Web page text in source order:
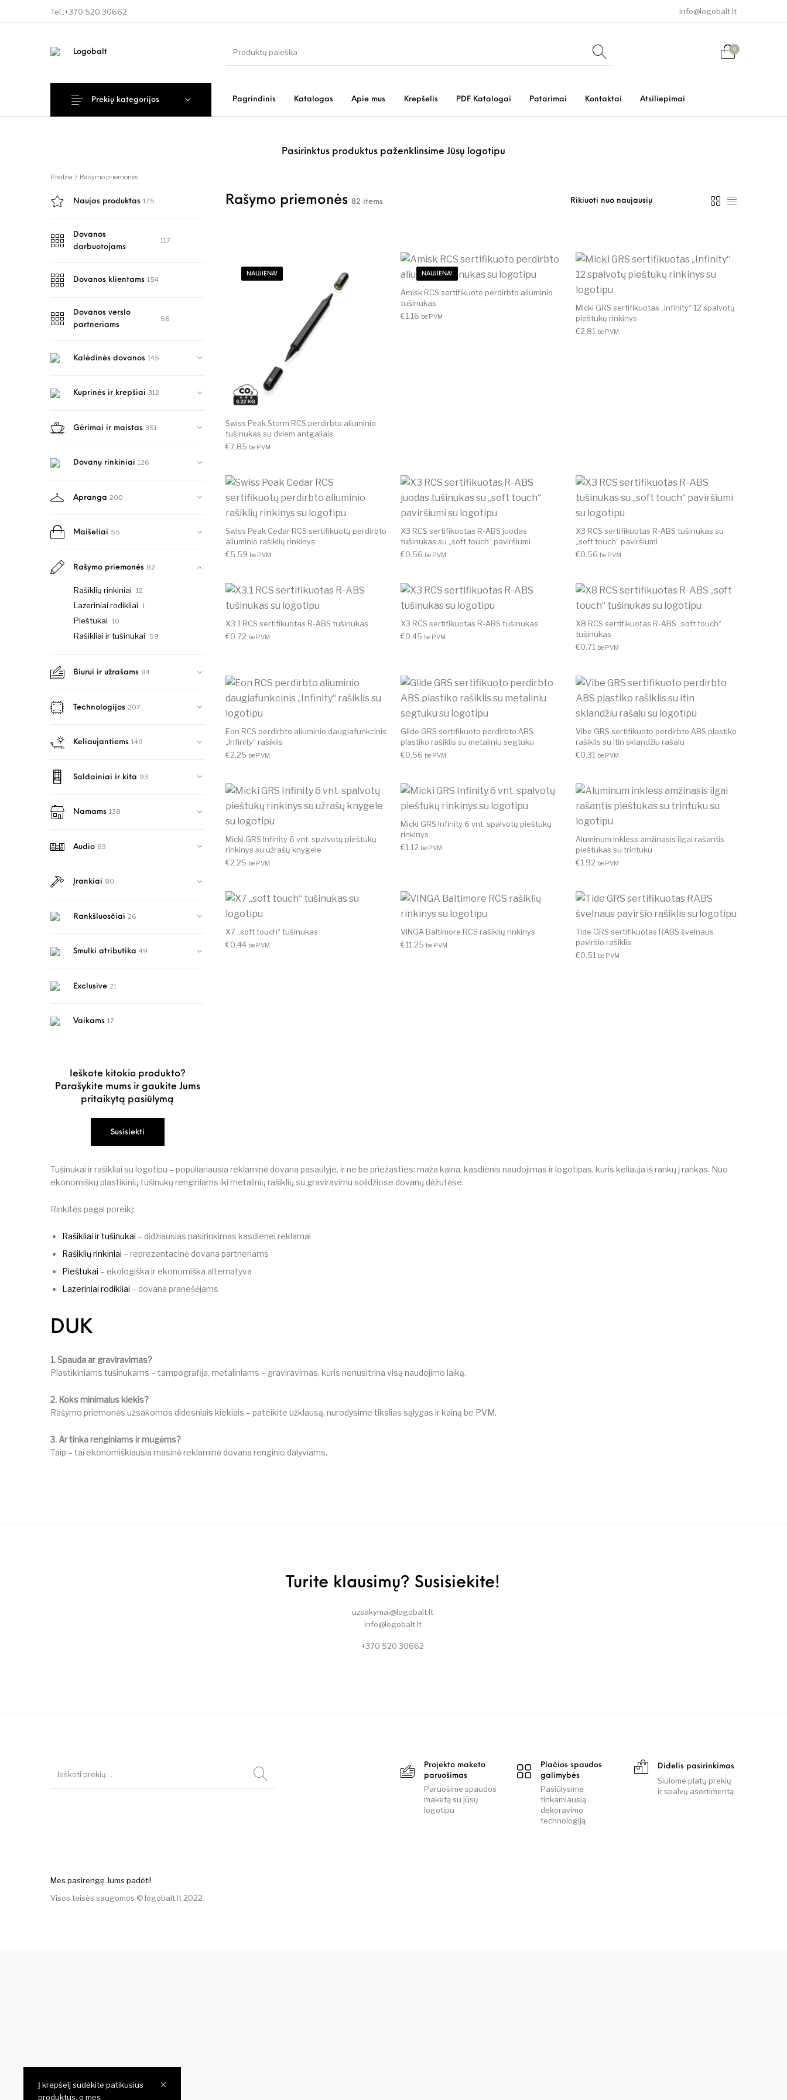
Tel.:+370 520 30662 info@logobalt.lt
0
Pagrindinis Katalogas Apie mus Krepšelis PDF Katalogai Patarimai Kontaktai Atsiliepimai
Prekių kategorijos
Pasirinktus produktus paženklinsime Jūsų logotipu
Pradžia / Rašymo priemonės
Naujas produktas 175
Dovanos
darbuotojams
117
Dovanos klientams 154
Dovanos verslo
partneriams
56
Kalėdinės dovanos 145
Kuprinės ir krepšiai 312
Gėrimai ir maistas 351
Dovanų rinkiniai 126
Apranga 200
Maišeliai 55
Rašymo priemonės 82
Rašiklių rinkiniai 12
Lazeriniai rodikliai 1
Pieštukai 10
Rašikliai ir tušinukai 59
Biurui ir užrašams 84
Technologijos 207
Keliaujantiems 149
Saldainiai ir kita 93
Namams 138
Audio 63
Įrankiai 80
Rankšluosčiai 26
Smulki atributika 49
Exclusive 21
Vaikams 17
Ieškote kitokio produkto?
Parašykite mums ir gaukite Jums
pritaikytą pasiūlymą
Susisiekti
Rašymo priemonės 82 items
NAUJIENA!
Swiss Peak Storm RCS perdirbto aliuminio
tušinukas su dviem antgaliais
€7.85 be PVM
NAUJIENA!
Amisk RCS sertifikuoto perdirbto aliuminio
tušinukas
€1.16 be PVM
Micki GRS sertifikuotas „Infinity“ 12 spalvotų
pieštukų rinkinys
€2.81 be PVM
Swiss Peak Cedar RCS sertifikuotų perdirbto
aliuminio rašiklių rinkinys
€5.59 be PVM
X3 RCS sertifikuotas R-ABS juodas
tušinukas su „soft touch“ paviršiumi
€0.56 be PVM
X3 RCS sertifikuotas R-ABS tušinukas su
„soft touch“ paviršiumi
€0.56 be PVM
X3.1 RCS sertifikuotas R-ABS tušinukas
€0.72 be PVM
X3 RCS sertifikuotas R-ABS tušinukas
€0.45 be PVM
X8 RCS sertifikuotas R-ABS „soft touch“
tušinukas
€0.71 be PVM
Eon RCS perdirbto aliuminio daugiafunkcinis
„Infinity“ rašiklis
€2.25 be PVM
Glide GRS sertifikuoto perdirbto ABS
plastiko rašiklis su metaliniu segtuku
€0.56 be PVM
Vibe GRS sertifikuoto perdirbto ABS plastiko
rašiklis su itin sklandžiu rašalu
€0.31 be PVM
Micki GRS Infinity 6 vnt. spalvotų pieštukų
rinkinys su užrašų knygele
€2.25 be PVM
Micki GRS Infinity 6 vnt. spalvotų pieštukų
rinkinys
€1.12 be PVM
Aluminum inkless amžinasis ilgai rašantis
pieštukas su trintuku
€1.92 be PVM
X7 „soft touch“ tušinukas
€0.44 be PVM
VINGA Baltimore RCS rašiklių rinkinys
€11.25 be PVM
Tide GRS sertifikuotas RABS švelnaus
paviršio rašiklis
€0.51 be PVM
Tušinukai ir rašikliai su logotipu – populiariausia reklaminė dovana pasaulyje, ir ne be priežasties: maža kaina, kasdienis naudojimas ir logotipas, kuris keliauja iš rankų į rankas. Nuo
ekonomiškų plastikinių tušinukų renginiams iki metalinių rašiklių su graviravimu solidžiose dovanų dėžutėse.
Rinkitės pagal poreikį:
Rašikliai ir tušinukai – didžiausias pasirinkimas kasdienei reklamai
Rašiklių rinkiniai – reprezentacinė dovana partneriams
Pieštukai – ekologiška ir ekonomiška alternatyva
Lazeriniai rodikliai – dovana pranešėjams
DUK
1. Spauda ar graviravimas?
Plastikiniams tušinukams – tampografija, metaliniams – graviravimas, kuris nenusitrina visą naudojimo laiką.
2. Koks minimalus kiekis?
Rašymo priemonės užsakomos didesniais kiekiais – pateikite užklausą, nurodysime tikslias sąlygas ir kainą be PVM.
3. Ar tinka renginiams ir mugėms?
Taip – tai ekonomiškiausia masinė reklaminė dovana renginio dalyviams.
Turite klausimų? Susisiekite!
uzsakymai@logobalt.lt
info@logobalt.lt
+370 520 30662
Projekto maketo
paruošimas
Paruošime spaudos
maketą su jūsų
logotipu
Plačios spaudos
galimybės
Pasiūlysime
tinkamiausią
dekoravimo
technologiją
Didelis pasirinkimas
Siūlome platų prekių
ir spalvų asortimentą
Mes pasirengę Jums padėti!
Visos teisės saugomos © logobalt.lt 2022
Į krepšelį sudėkite patikusius
produktus, o mes